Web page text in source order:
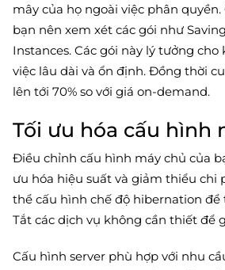
mây của họ ngoài việc phân
bạn nên xem xét các gói như
Instances. Các gói này lý tưởng
việc lâu dài và ổn định. Đồng thời
lên tới 70% so với giá on-demand.
Tối ưu hóa cấu hình
Điều chỉnh cấu hình máy chủ của
ưu hóa hiệu suất và giảm thiểu chi
thể cấu hình chế độ hibernation
Tắt các dịch vụ không cần thiết để
Cấu hình server phù hợp với nhu